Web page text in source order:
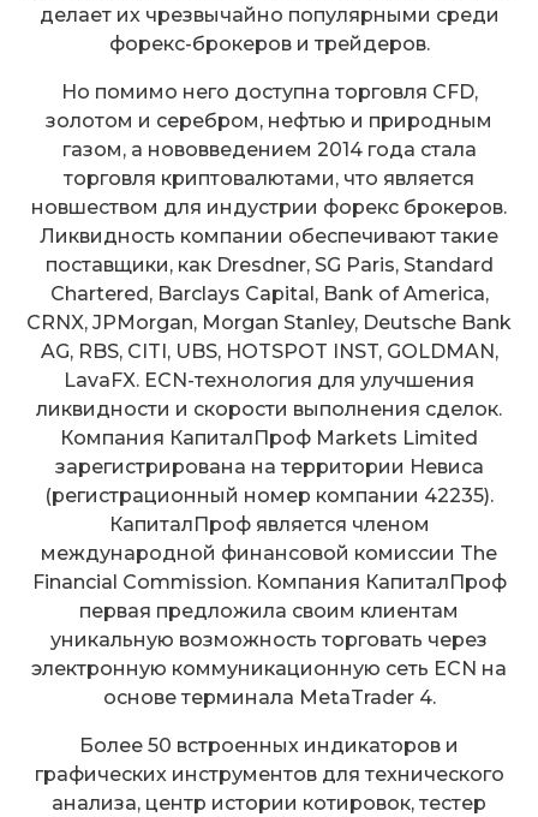
делает их чрезвычайно популярными среди
форекс-брокеров и трейдеров.
Но помимо него доступна торговля CFD,
золотом и серебром, нефтью и природным
газом, а нововведением 2014 года стала
торговля криптовалютами, что является
новшеством для индустрии форекс брокеров.
Ликвидность компании обеспечивают такие
поставщики, как Dresdner, SG Paris, Standard
Chartered, Barclays Capital, Bank of America,
CRNX, JPMorgan, Morgan Stanley, Deutsche Bank
AG, RBS, CITI, UBS, HOTSPOT INST, GOLDMAN,
LavaFX. ECN-технология для улучшения
ликвидности и скорости выполнения сделок.
Компания КапиталПроф Markets Limited
зарегиcтрирована на территории Невиса
(регистрационный номер компании 42235).
КапиталПроф является членом
международной финансовой комиссии The
Financial Commission. Компания КапиталПроф
первая предложила своим клиентам
уникальную возможность торговать через
электронную коммуникационную сеть ECN на
основе терминала MetaTrader 4.
Более 50 встроенных индикаторов и
графических инструментов для технического
анализа, центр истории котировок, тестер